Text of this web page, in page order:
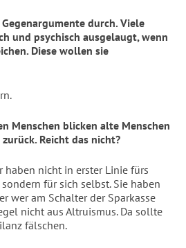
durch. Viele
und psychisch ausgelaugt, wenn
Diese wollen sie
Menschen blicken alte Menschen
Reicht das nicht?
haben nicht in erster Linie fürs
für sich selbst. Sie haben
wer am Schalter der Sparkasse
nicht aus Altruismus. Da sollte
fälschen.